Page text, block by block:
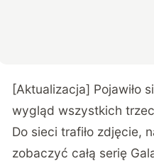
[Aktualizacja] Pojawiło
wygląd wszystkich
Do sieci trafiło zdjęcie,
zobaczyć całą serię